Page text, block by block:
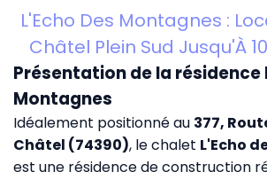
L'Echo Des Montagnes :
Châtel Plein Sud Jusqu'À
Présentation de la résidence
Montagnes
Idéalement positionné au 377,
Châtel (74390), le chalet L'Echo
est une résidence de construction